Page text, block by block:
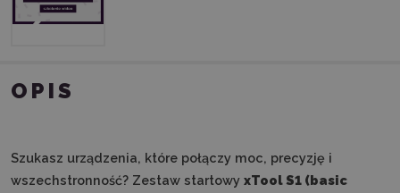
OPIS
Szukasz urządzenia, które połączy moc, precyzję i
wszechstronność? Zestaw startowy xTool S1 (basic